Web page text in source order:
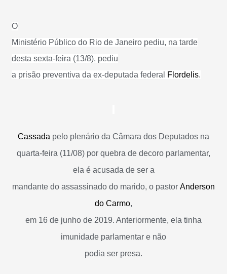
O
Ministério Público do Rio de Janeiro pediu, na tarde
desta sexta-feira (13/8), pediu
a prisão preventiva da ex-deputada federal
Flordelis.
Cassada pelo plenário da Câmara dos Deputados na
quarta-feira (11/08) por quebra de decoro parlamentar,
ela é acusada de ser a
mandante do assassinado do marido, o pastor Anderson
do Carmo,
em 16 de junho de 2019. Anteriormente, ela tinha
imunidade parlamentar e não
podia ser presa.